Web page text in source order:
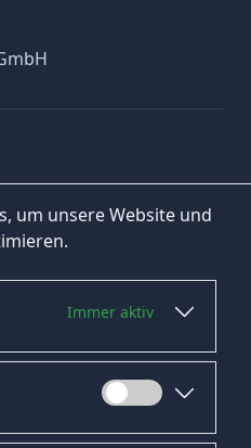
um unsere Website und
Immer aktiv